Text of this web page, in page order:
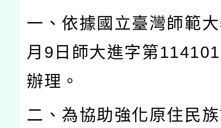
一、依據國立臺灣師範
月 9 日師大進字第
辦理。
二、為協助強化原住民